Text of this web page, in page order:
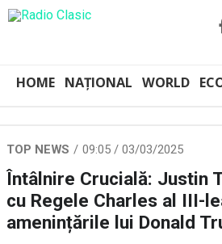
HOME NAȚIONAL WORLD
TOP NEWS 09:05 / 03/03/2025
Întâlnire Crucială: Justin
cu Regele Charles al III-
amenințările lui Donald